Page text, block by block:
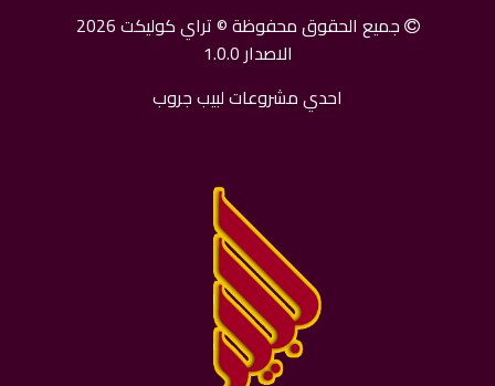
جميع الحقوق محفوظة © تراي كوليكت 2026
الاصدار 1.0.0
احدي مشروعات لبيب جروب